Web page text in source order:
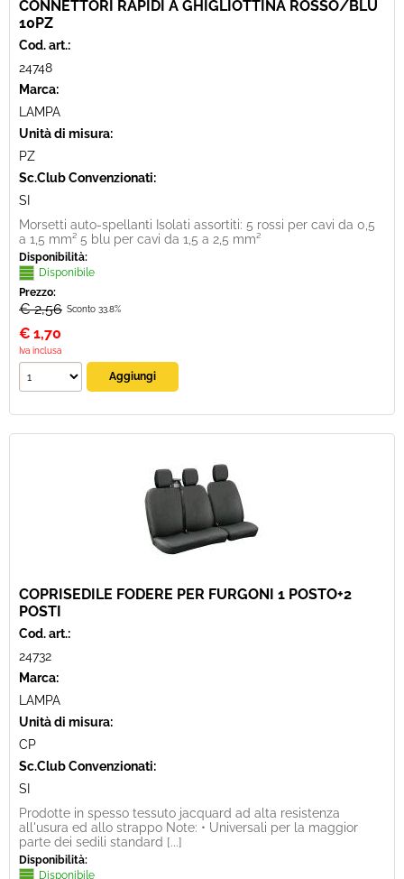
CONNETTORI RAPIDI A GHIGLIOTTINA ROSSO/BLU
10PZ
Cod. art.:
24748
Marca:
LAMPA
Unità di misura:
PZ
Sc.Club Convenzionati:
SI
Morsetti auto-spellanti Isolati assortiti: 5 rossi per cavi da 0,5
a 1,5 mm² 5 blu per cavi da 1,5 a 2,5 mm²
Disponibilità:
Disponibile
Prezzo:
€ 2,56 Sconto 33.8%
€ 1,70
Iva inclusa
COPRISEDILE FODERE PER FURGONI 1 POSTO+2
POSTI
Cod. art.:
24732
Marca:
LAMPA
Unità di misura:
CP
Sc.Club Convenzionati:
SI
Prodotte in spesso tessuto jacquard ad alta resistenza
all'usura ed allo strappo Note: • Universali per la maggior
parte dei sedili standard [...]
Disponibilità:
Disponibile